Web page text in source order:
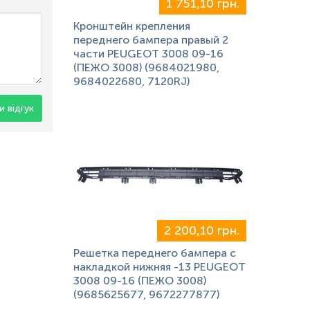
відгук
1 751,10 грн.
Кронштейн крепления
переднего бампера правый 2
части PEUGEOT 3008 09-16
(ПЕЖО 3008) (9684021980,
9684022680, 7120RJ)
2 200,10 грн.
Решетка переднего бампера с
накладкой нижняя -13 PEUGEOT
3008 09-16 (ПЕЖО 3008)
(9685625677, 9672277877)